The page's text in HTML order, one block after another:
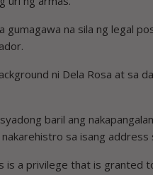
gumagawa na sila ng legal
ni Dela Rosa at sa
baril ang
sa isang address
is a privilege that is granted